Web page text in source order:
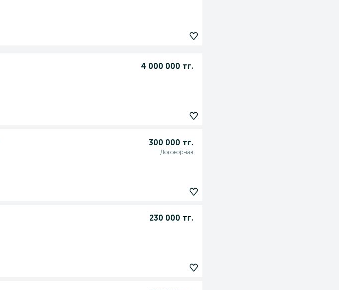
4 000 000 тг.
300 000 тг.
Договорная
230 000 тг.